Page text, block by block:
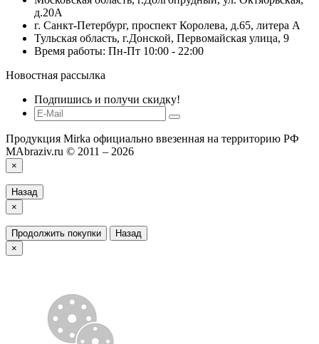
д.20А
г. Санкт-Петербург, проспект Королева, д.65, литера А
Тульская область, г.Донской, Первомайская улица, 9
Время работы: Пн-Пт 10:00 - 22:00
Новостная рассылка
Подпишись и получи скидку!
Продукция Mirka официально ввезенная на территорию РФ
MAbraziv.ru © 2011 – 2026
×
Назад
×
Продолжить покупки
Назад
×